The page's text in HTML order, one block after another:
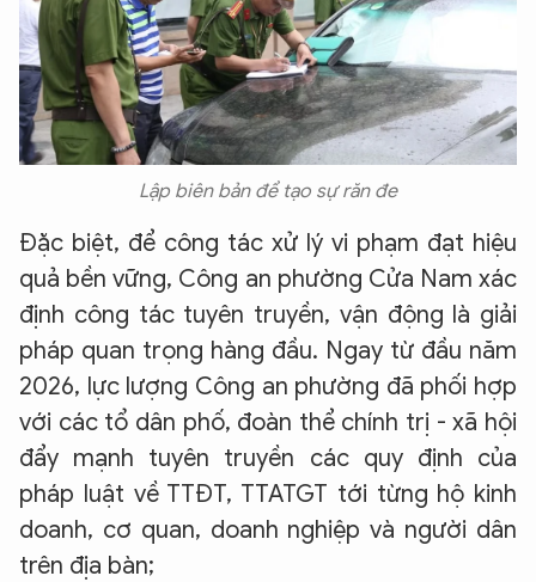
Lập biên bản để tạo sự răn đe
Đặc biệt, để công tác xử lý vi phạm đạt hiệu
quả bền vững, Công an phường Cửa Nam xác
định công tác tuyên truyền, vận động là giải
pháp quan trọng hàng đầu. Ngay từ đầu năm
2026, lực lượng Công an phường đã phối hợp
với các tổ dân phố, đoàn thể chính trị - xã hội
đẩy mạnh tuyên truyền các quy định của
pháp luật về TTĐT, TTATGT tới từng hộ kinh
doanh, cơ quan, doanh nghiệp và người dân
trên địa bàn;